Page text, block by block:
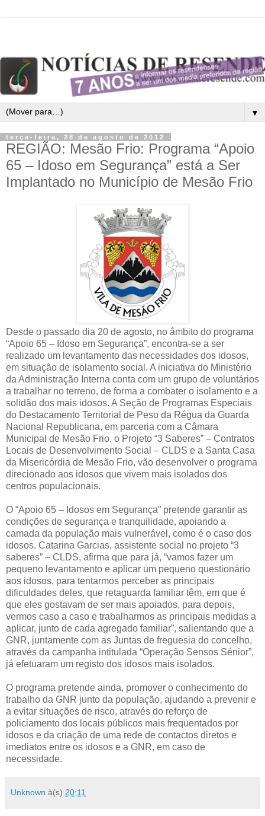
▼
terça-feira, 28 de agosto de 2012
REGIÃO: Mesão Frio: Programa “Apoio
65 – Idoso em Segurança” está a Ser
Implantado no Município de Mesão Frio
Desde o passado dia 20 de agosto, no âmbito do programa
“Apoio 65 – Idoso em Segurança”, encontra-se a ser
realizado um levantamento das necessidades dos idosos,
em situação de isolamento social. A iniciativa do Ministério
da Administração Interna conta com um grupo de voluntários
a trabalhar no terreno, de forma a combater o isolamento e a
solidão dos mais idosos. A Seção de Programas Especiais
do Destacamento Territorial de Peso da Régua da Guarda
Nacional Republicana, em parceria com a Câmara
Municipal de Mesão Frio, o Projeto “3 Saberes” – Contratos
Locais de Desenvolvimento Social – CLDS e a Santa Casa
da Misericórdia de Mesão Frio, vão desenvolver o programa
direcionado aos idosos que vivem mais isolados dos
centros populacionais.
O “Apoio 65 – Idosos em Segurança” pretende garantir as
condições de segurança e tranquilidade, apoiando a
camada da população mais vulnerável, como é o caso dos
idosos. Catarina Garcias, assistente social no projeto “3
saberes” – CLDS, afirma que para já, “vamos fazer um
pequeno levantamento e aplicar um pequeno questionário
aos idosos, para tentarmos perceber as principais
dificuldades deles, que retaguarda familiar têm, em que é
que eles gostavam de ser mais apoiados, para depois,
vermos caso a caso e trabalharmos as principais medidas a
aplicar, junto de cada agregado familiar”, salientando que a
GNR, juntamente com as Juntas de freguesia do concelho,
através da campanha intitulada “Operação Sensos Sénior”,
já efetuaram um registo dos idosos mais isolados.
O programa pretende ainda, promover o conhecimento do
trabalho da GNR junto da população, ajudando a prevenir e
a evitar situações de risco, através do reforço de
policiamento dos locais públicos mais frequentados por
idosos e da criação de uma rede de contactos diretos e
imediatos entre os idosos e a GNR, em caso de
necessidade.
Unknown à(s) 20:11